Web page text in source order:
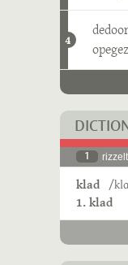
4
1
klad /
1. klad